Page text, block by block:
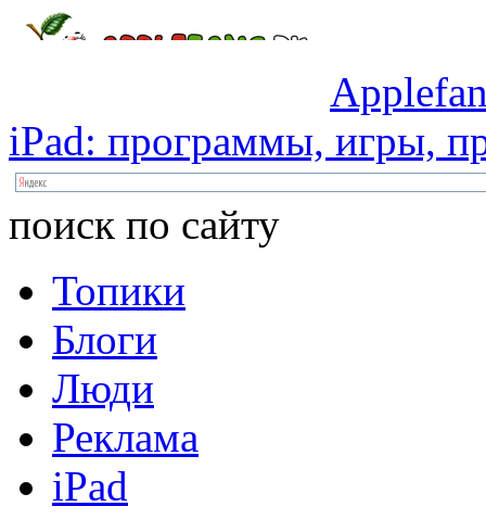
iPad: программы, игры,
поиск по сайту
Топики
Блоги
Люди
Реклама
iPad